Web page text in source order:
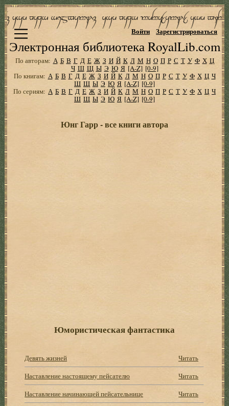
Электронная библиотека RoyalLib.com
Войти Зарегистрироваться
По авторам: А Б В Г Д Е Ж З И Й К Л М Н О П Р С Т У Ф Х Ц
Ч Ш Щ Ы Э Ю Я [A-Z] [0-9]
По книгам: А Б В Г Д Е Ж З И Й К Л М Н О П Р С Т У Ф Х Ц Ч
Ш Щ Ы Э Ю Я [A-Z] [0-9]
По сериям: А Б В Г Д Е Ж З И Й К Л М Н О П Р С Т У Ф Х Ц Ч
Ш Щ Ы Э Ю Я [A-Z] [0-9]
Юнг Гарр - все книги автора
Юмористическая фантастика
Девять жизней
Читать
Наставление настоящему пейсателю
Читать
Наставление начинающей пейсательнице
Читать